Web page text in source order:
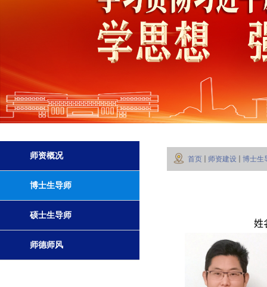
师资概况
博士生导师
硕士生导师
师德师风
首页 师资建设 博士生
姓